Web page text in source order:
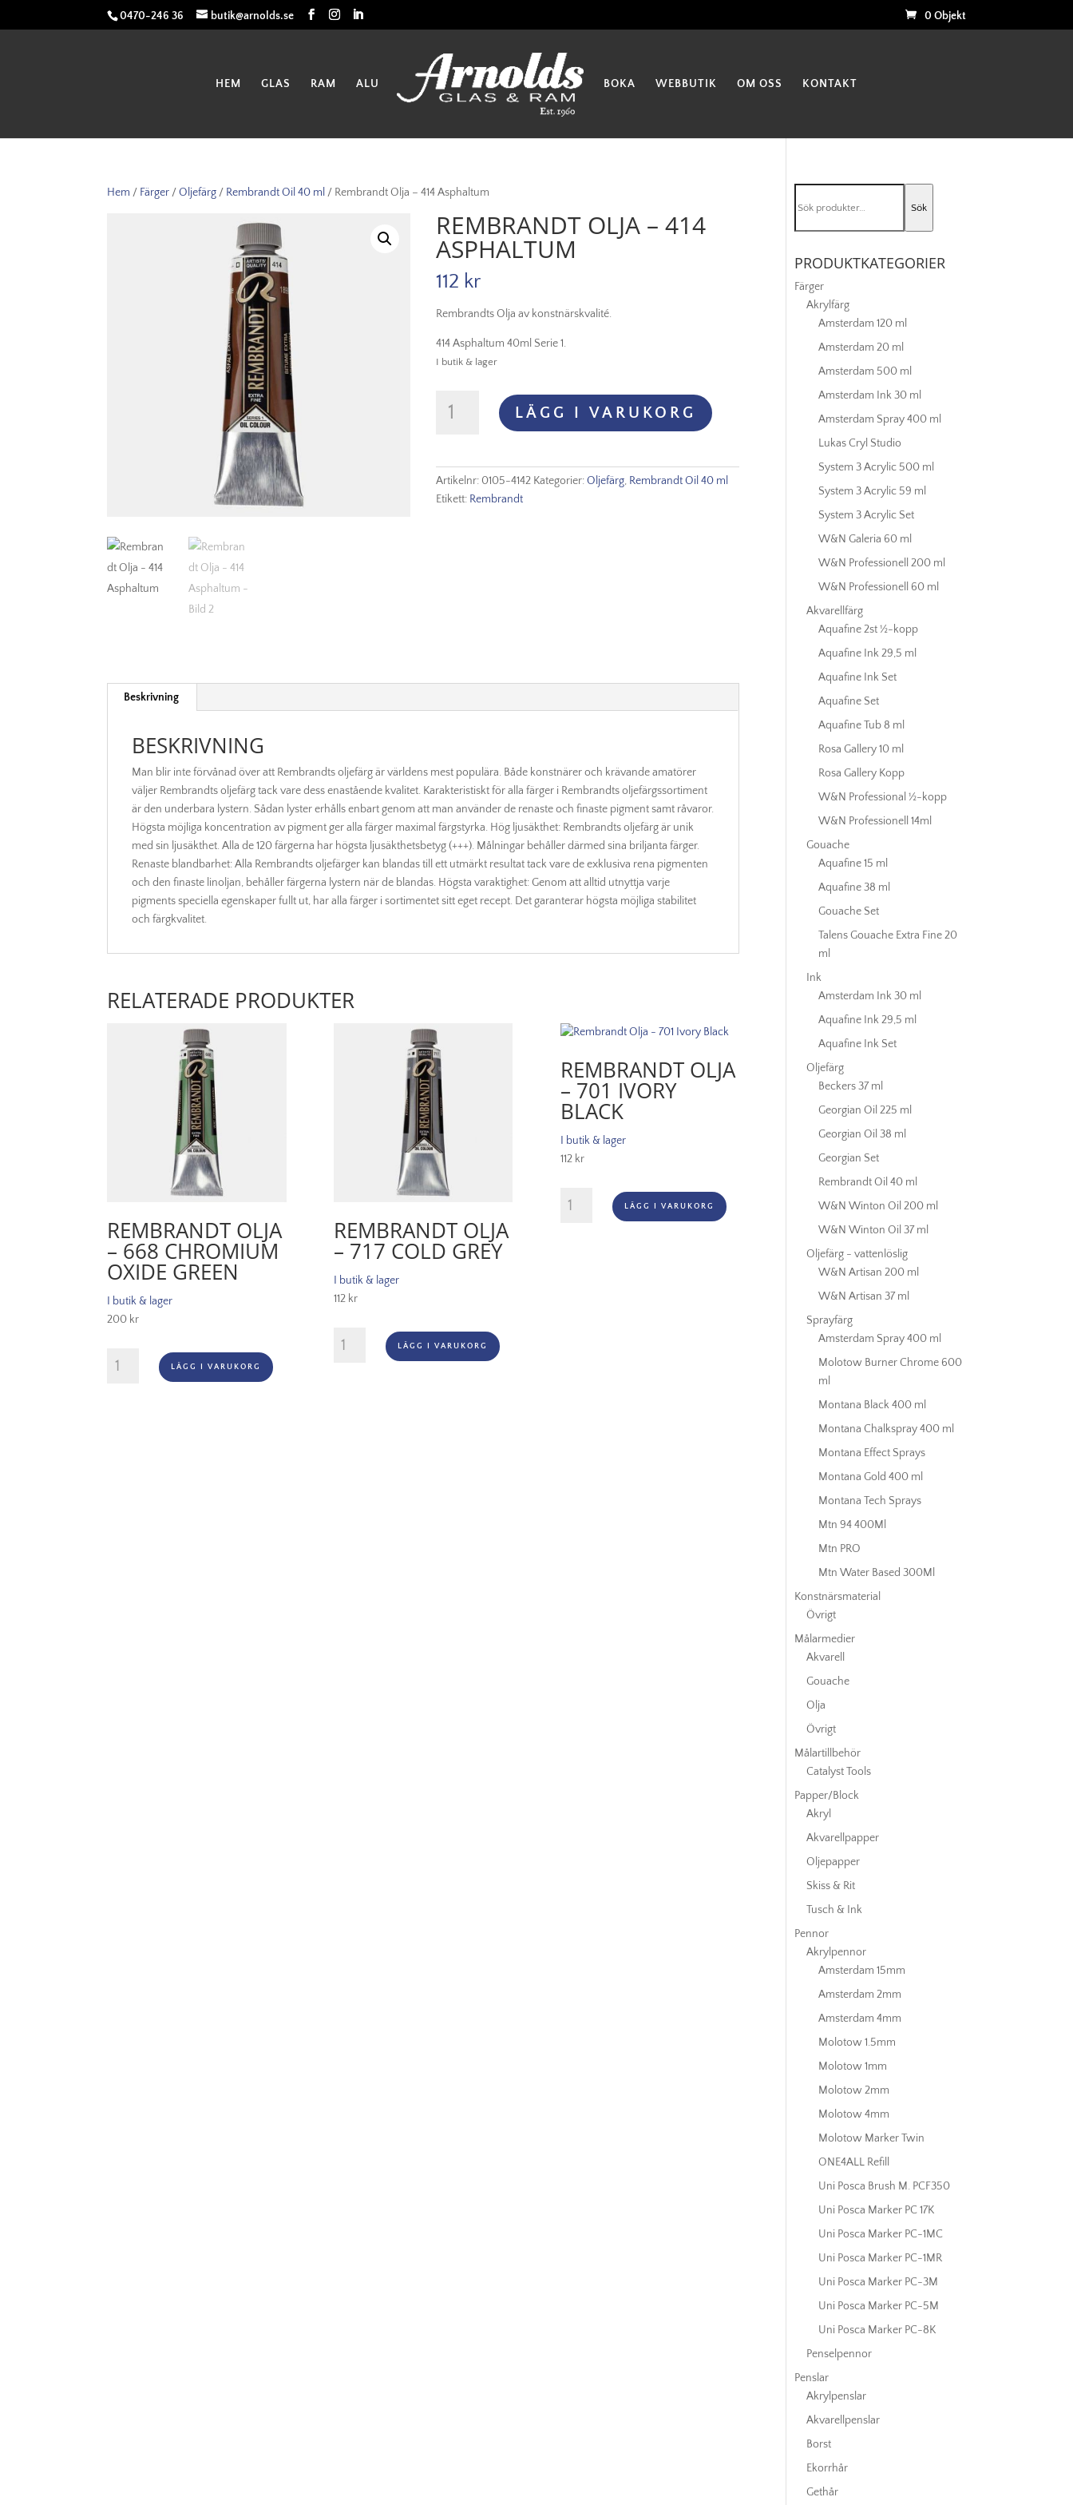
0470-246 36 butik@arnolds.se 0 Objekt
HEM GLAS RAM ALU BOKA WEBBUTIK OM OSS KONTAKT
Hem / Färger /Oljefärg / Rembrandt Oil 40 ml / Rembrandt Olja – 414 Asphaltum
REMBRANDT OLJA – 414
ASPHALTUM
112 kr
Rembrandts Olja av konstnärskvalité.
414 Asphaltum 40ml Serie 1.
I butik & lager
Olja
LÄGG I VARUKORG
Artikelnr: 0105-4142 Kategorier:Oljefärg, Rembrandt Oil 40 ml
Etikett: Rembrandt
Beskrivning
BESKRIVNING
Man blir inte förvånad över att Rembrandts oljefärg är världens mest populära. Både konstnärer och krävande amatörer
väljer Rembrandts oljefärg tack vare dess enastående kvalitet. Karakteristiskt för alla färger i Rembrandts oljefärgssortiment
är den underbara lystern. Sådan lyster erhålls enbart genom att man använder de renaste och finaste pigment samt råvaror.
Högsta möjliga koncentration av pigment ger alla färger maximal färgstyrka. Hög ljusäkthet: Rembrandts oljefärg är unik
med sin ljusäkthet. Alla de 120 färgerna har högsta ljusäkthetsbetyg (+++). Målningar behåller därmed sina briljanta färger.
Renaste blandbarhet: Alla Rembrandts oljefärger kan blandas till ett utmärkt resultat tack vare de exklusiva rena pigmenten
och den finaste linoljan, behåller färgerna lystern när de blandas. Högsta varaktighet: Genom att alltid utnyttja varje
pigments speciella egenskaper fullt ut, har alla färger i sortimentet sitt eget recept. Det garanterar högsta möjliga stabilitet
och färgkvalitet.
RELATERADE PRODUKTER
REMBRANDT OLJA
– 668 CHROMIUM
OXIDE GREEN
I butik & lager
200 kr
Olja
LÄGG I VARUKORG
REMBRANDT OLJA
– 717 COLD GREY
I butik & lager
112 kr
Olja
LÄGG I VARUKORG
REMBRANDT OLJA
– 701 IVORY
BLACK
I butik & lager
112 kr
Olja
LÄGG I VARUKORG
efter:
Sök
PRODUKTKATEGORIER
Färger
Akrylfärg
Amsterdam 120 ml
Amsterdam 20 ml
Amsterdam 500 ml
Amsterdam Ink 30 ml
Amsterdam Spray 400 ml
Lukas Cryl Studio
System 3 Acrylic 500 ml
System 3 Acrylic 59 ml
System 3 Acrylic Set
W&N Galeria 60 ml
W&N Professionell 200 ml
W&N Professionell 60 ml
Akvarellfärg
Aquafine 2st ½-kopp
Aquafine Ink 29,5 ml
Aquafine Ink Set
Aquafine Set
Aquafine Tub 8 ml
Rosa Gallery 10 ml
Rosa Gallery Kopp
W&N Professional ½-kopp
W&N Professionell 14ml
Gouache
Aquafine 15 ml
Aquafine 38 ml
Gouache Set
Talens Gouache Extra Fine 20
ml
Ink
Amsterdam Ink 30 ml
Aquafine Ink 29,5 ml
Aquafine Ink Set
Oljefärg
Beckers 37 ml
Georgian Oil 225 ml
Georgian Oil 38 ml
Georgian Set
Rembrandt Oil 40 ml
W&N Winton Oil 200 ml
W&N Winton Oil 37 ml
Oljefärg - vattenlöslig
W&N Artisan 200 ml
W&N Artisan 37 ml
Sprayfärg
Amsterdam Spray 400 ml
Molotow Burner Chrome 600
ml
Montana Black 400 ml
Montana Chalkspray 400 ml
Montana Effect Sprays
Montana Gold 400 ml
Montana Tech Sprays
Mtn 94 400Ml
Mtn PRO
Mtn Water Based 300Ml
Konstnärsmaterial
Övrigt
Målarmedier
Akvarell
Gouache
Olja
Övrigt
Målartillbehör
Catalyst Tools
Papper/Block
Akryl
Akvarellpapper
Oljepapper
Skiss & Rit
Tusch & Ink
Pennor
Akrylpennor
Amsterdam 15mm
Amsterdam 2mm
Amsterdam 4mm
Molotow 1.5mm
Molotow 1mm
Molotow 2mm
Molotow 4mm
Molotow Marker Twin
ONE4ALL Refill
Uni Posca Brush M. PCF350
Uni Posca Marker PC 17K
Uni Posca Marker PC-1MC
Uni Posca Marker PC-1MR
Uni Posca Marker PC-3M
Uni Posca Marker PC-5M
Uni Posca Marker PC-8K
Penselpennor
Penslar
Akrylpenslar
Akvarellpenslar
Borst
Ekorrhår
Gethår